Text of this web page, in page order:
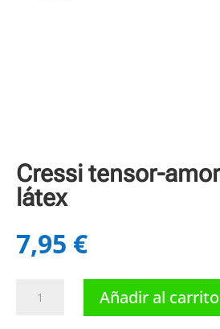
Cressi tensor-
látex
7,95 €
tensor-
Añadir al carrito